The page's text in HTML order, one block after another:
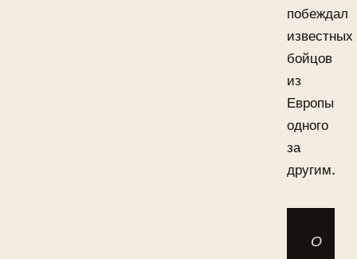
побеждал
известных
бойцов
из
Европы
одного
за
другим.
О